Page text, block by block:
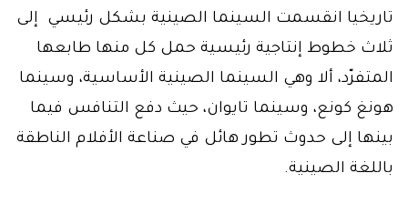
تاريخيا انقسمت السينما الصينية بشكل رئيسي إلى
ثلاث خطوط إنتاجية رئيسية حمل كل منها طابعها
المتفرّد، ألا وهي السينما الصينية الأساسية، وسينما
هونغ كونع، وسينما تايوان، حيث دفع التنافس فيما
بينها إلى حدوث تطور هائل في صناعة الأفلام الناطقة
باللغة الصينية.